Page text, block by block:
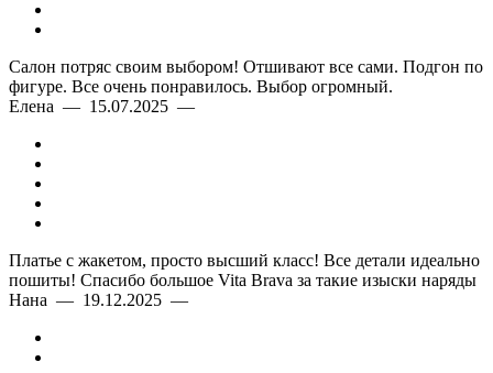
Салон потряс своим выбором! Отшивают все сами. Подгон по
фигуре. Все очень понравилось. Выбор огромный.
Елена — 15.07.2025 —
Платье с жакетом, просто высший класс! Все детали идеально
пошиты! Спасибо большое Vita Brava за такие изыски наряды
Нана — 19.12.2025 —